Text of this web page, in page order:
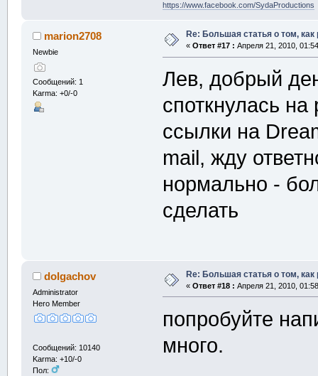
https://www.facebook.com/SydaProductions
marion2708
Newbie
Сообщений: 1
Karma: +0/-0
Re: Большая статья о том, как
« Ответ #17 : Апреля 21, 2010,
Лев, добрый
споткнулась
ссылки на
mail, жду
нормально -
сделать
dolgachov
Administrator
Hero Member
Сообщений: 10140
Karma: +10/-0
Пол:
Re: Большая статья о том, как
« Ответ #18 : Апреля 21, 2010,
попробуйте
много.